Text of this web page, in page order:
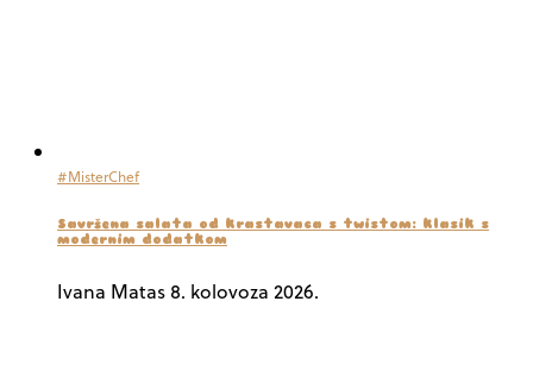
#MisterChef
Savršena salata od krastavaca s twistom: klasik s
modernim dodatkom
Ivana Matas 8. kolovoza 2026.